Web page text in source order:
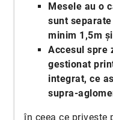
Mesele au o
sunt
minim 1,5m
Accesul spre
gestionat
integrat, ce
supra-
în ceea ce privește